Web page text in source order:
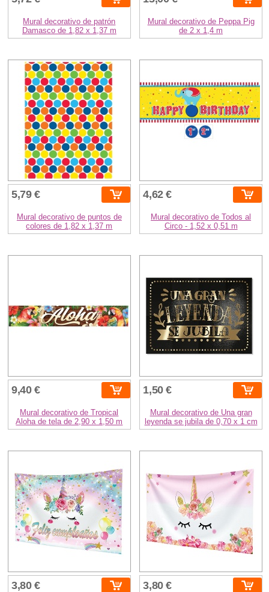
Mural decorativo de patrón
Damasco de 1,82 x 1,37 m
Mural decorativo de Peppa Pig
de 2 x 1,4 m
5,79 €
Mural decorativo de puntos de
colores de 1,82 x 1,37 m
4,62 €
Mural decorativo de Todos al
Circo - 1,52 x 0,51 m
9,40 €
Mural decorativo de Tropical
Aloha de tela de 2,90 x 1,50 m
1,50 €
Mural decorativo de Una gran
leyenda se jubila de 0,70 x 1 cm
3,80 € 3,80 €